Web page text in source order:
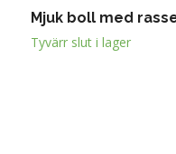
Mjuk boll med
Tyvärr slut i lager